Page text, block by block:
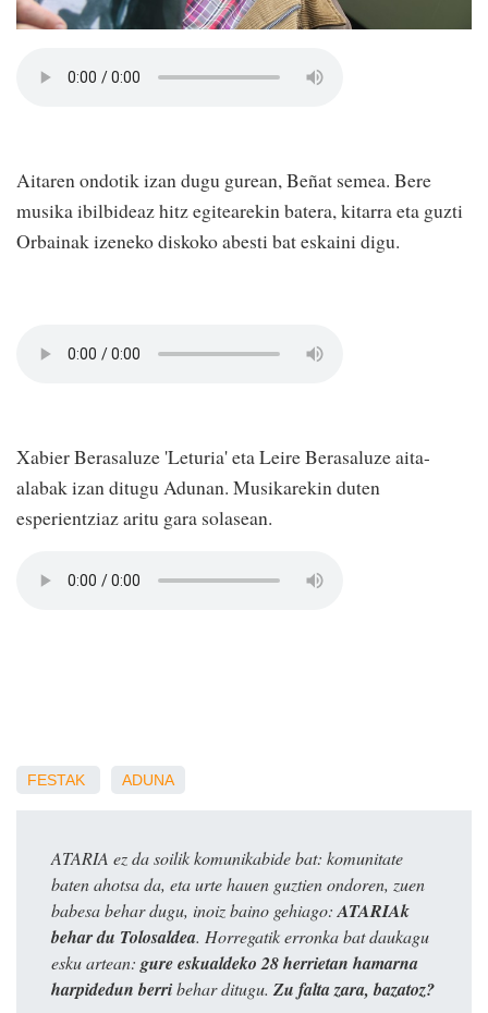
Aitaren ondotik izan dugu gurean, Beñat semea. Bere
musika ibilbideaz hitz egitearekin batera, kitarra eta guzti
Orbainak izeneko diskoko abesti bat eskaini digu.
Xabier Berasaluze 'Leturia' eta Leire Berasaluze aita-
alabak izan ditugu Adunan. Musikarekin duten
esperientziaz aritu gara solasean.
FESTAK ADUNA
ATARIA ez da soilik komunikabide bat: komunitate
baten ahotsa da, eta urte hauen guztien ondoren, zuen
babesa behar dugu, inoiz baino gehiago: ATARIAk
behar du Tolosaldea. Horregatik erronka bat daukagu
esku artean: gure eskualdeko 28 herrietan hamarna
harpidedun berribehar ditugu. Zu falta zara, bazatoz?